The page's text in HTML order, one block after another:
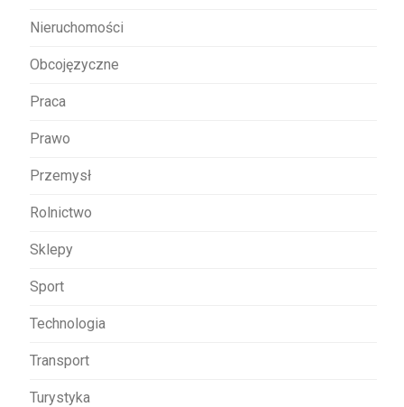
Nieruchomości
Obcojęzyczne
Praca
Prawo
Przemysł
Rolnictwo
Sklepy
Sport
Technologia
Transport
Turystyka